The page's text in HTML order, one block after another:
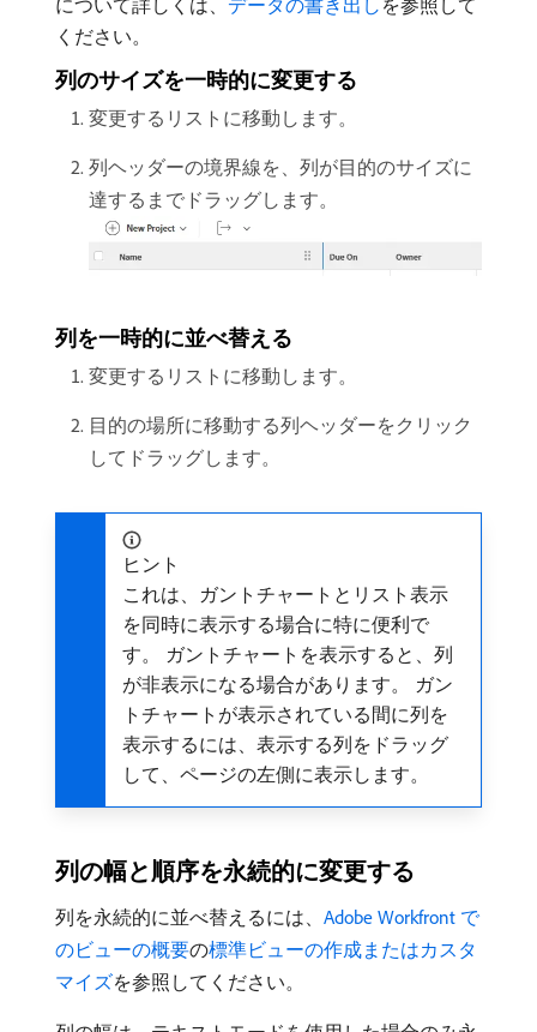
について詳しくは、 データの書き出し を参照して
ください。
列のサイズを一時的に変更する
変更するリストに移動します。
列ヘッダーの境界線を、列が目的のサイズに
達するまでドラッグします。
列を一時的に並べ替える
変更するリストに移動します。
目的の場所に移動する列ヘッダーをクリック
してドラッグします。
ヒント
これは、ガントチャートとリスト表示
を同時に表示する場合に特に便利で
す。 ガントチャートを表示すると、列
が非表示になる場合があります。 ガン
トチャートが表示されている間に列を
表示するには、表示する列をドラッグ
して、ページの左側に表示します。
列の幅と順序を永続的に変更する
列を永続的に並べ替えるには、 Adobe Workfront で
のビューの概要の標準ビューの作成またはカスタ
マイズを参照してください。